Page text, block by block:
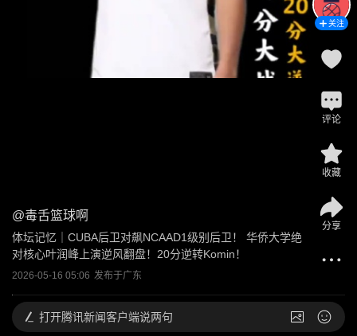
@毒舌篮球啊
体坛记忆｜CUBA后卫对飙NCAAD1级别后卫！ 华侨大学绝
对核心叶润峰上演逆风翻盘！20分逆转Komin！
2026-05-16 05:06 发布于广东
关注
评论
收藏
分享
打开腾讯新闻客户端说两句